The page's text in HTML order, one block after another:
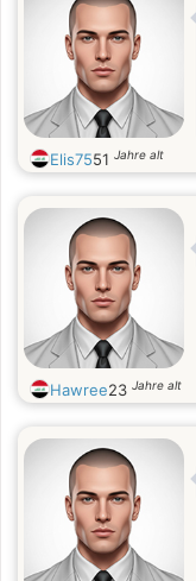
Elis7551 Jahre alt
Hawree23 Jahre alt